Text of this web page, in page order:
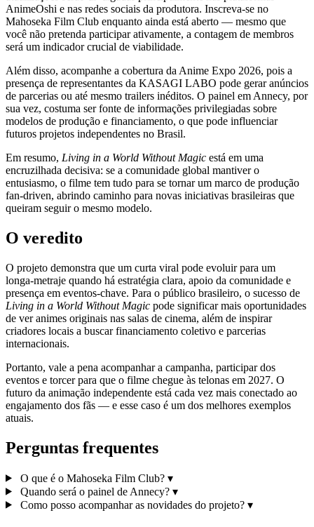
AnimeOshi e nas redes sociais da produtora. Inscreva‑se no
Mahoseka Film Club enquanto ainda está aberto — mesmo que
você não pretenda participar ativamente, a contagem de membros
será um indicador crucial de viabilidade.
Além disso, acompanhe a cobertura da Anime Expo 2026, pois a
presença de representantes da KASAGI LABO pode gerar anúncios
de parcerias ou até mesmo trailers inéditos. O painel em Annecy, por
sua vez, costuma ser fonte de informações privilegiadas sobre
modelos de produção e financiamento, o que pode influenciar
futuros projetos independentes no Brasil.
Em resumo, Living in a World Without Magic está em uma
encruzilhada decisiva: se a comunidade global mantiver o
entusiasmo, o filme tem tudo para se tornar um marco de produção
fan‑driven, abrindo caminho para novas iniciativas brasileiras que
queiram seguir o mesmo modelo.
O veredito
O projeto demonstra que um curta viral pode evoluir para um
longa‑metraje quando há estratégia clara, apoio da comunidade e
presença em eventos-chave. Para o público brasileiro, o sucesso de
Living in a World Without Magic pode significar mais oportunidades
de ver animes originais nas salas de cinema, além de inspirar
criadores locais a buscar financiamento coletivo e parcerias
internacionais.
Portanto, vale a pena acompanhar a campanha, participar dos
eventos e torcer para que o filme chegue às telonas em 2027. O
futuro da animação independente está cada vez mais conectado ao
engajamento dos fãs — e esse caso é um dos melhores exemplos
atuais.
Perguntas frequentes
O que é o Mahoseka Film Club? ▾
Quando será o painel de Annecy? ▾
Como posso acompanhar as novidades do projeto? ▾